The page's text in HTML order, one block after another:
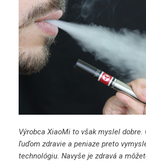
Výrobca XiaoMi to však myslel
ľuďom zdravie a peniaze preto
technológiu. Navyše je zdravá a